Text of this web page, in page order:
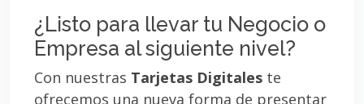
¿Listo para llevar tu Negocio o
Empresa al siguiente nivel?
Con nuestras Tarjetas Digitales te
ofrecemos una nueva forma de presentar